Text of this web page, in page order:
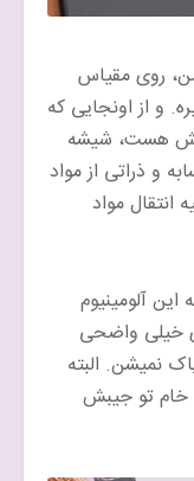
روی مقیاس
و از اونجایی که
هست، شیشه
و ذراتی از مواد
مواد
این آلومینیوم
خیلی واضحی
نمیشن. البته
خام تو جیبش